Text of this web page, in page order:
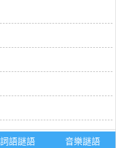
詞語謎語
音樂謎語